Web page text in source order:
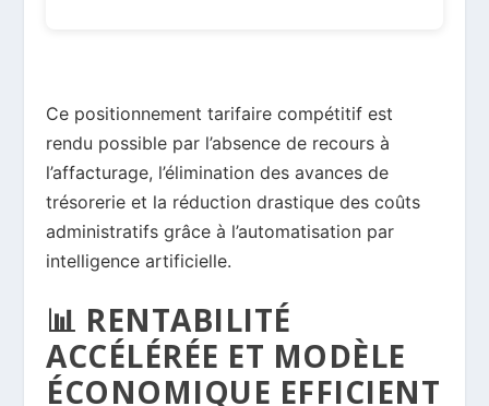
Ce positionnement tarifaire compétitif est
rendu possible par l’absence de recours à
l’affacturage, l’élimination des avances de
trésorerie et la réduction drastique des coûts
administratifs grâce à l’automatisation par
intelligence artificielle.
📊 RENTABILITÉ
ACCÉLÉRÉE ET MODÈLE
ÉCONOMIQUE EFFICIENT